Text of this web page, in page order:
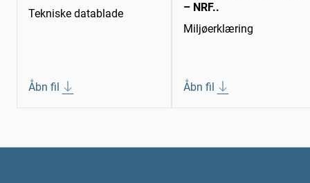
Tekniske datablade
Åbn fil
– NRF..
Miljøerklæring
Åbn fil